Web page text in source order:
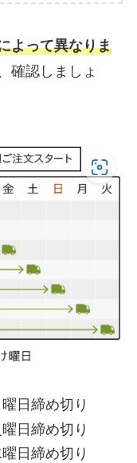
よって異なりま
確認しましょ
日締め切り
日締め切り
日締め切り